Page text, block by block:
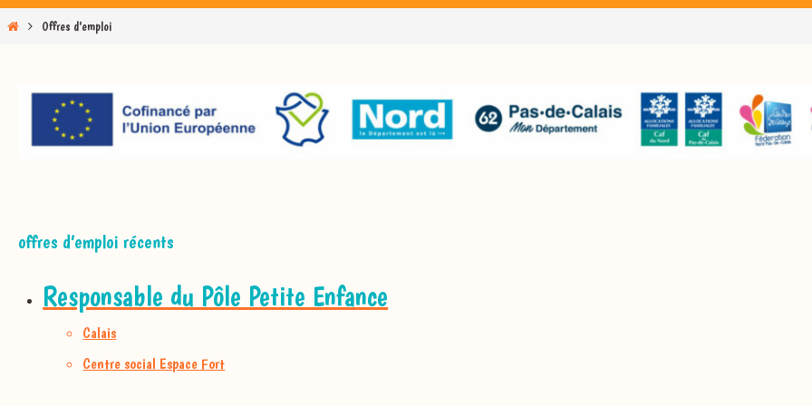
HomeOffres d’emploi
offres d’emploi récents
Responsable du Pôle Petite Enfance
Calais
Centre social Espace Fort